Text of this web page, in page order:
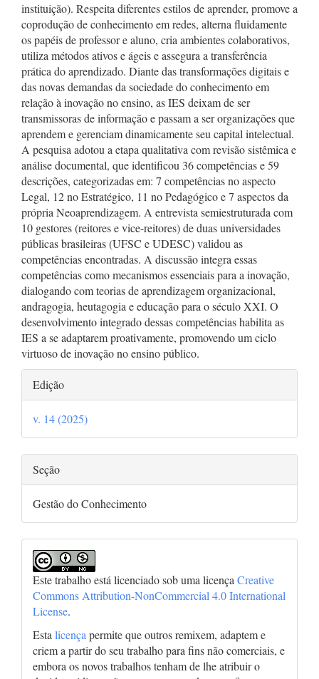
instituição). Respeita diferentes estilos de aprender, promove a
coprodução de conhecimento em redes, alterna fluidamente
os papéis de professor e aluno, cria ambientes colaborativos,
utiliza métodos ativos e ágeis e assegura a transferência
prática do aprendizado. Diante das transformações digitais e
das novas demandas da sociedade do conhecimento em
relação à inovação no ensino, as IES deixam de ser
transmissoras de informação e passam a ser organizações que
aprendem e gerenciam dinamicamente seu capital intelectual.
A pesquisa adotou a etapa qualitativa com revisão sistêmica e
análise documental, que identificou 36 competências e 59
descrições, categorizadas em: 7 competências no aspecto
Legal, 12 no Estratégico, 11 no Pedagógico e 7 aspectos da
própria Neoaprendizagem. A entrevista semiestruturada com
10 gestores (reitores e vice-reitores) de duas universidades
públicas brasileiras (UFSC e UDESC) validou as
competências encontradas. A discussão integra essas
competências como mecanismos essenciais para a inovação,
dialogando com teorias de aprendizagem organizacional,
andragogia, heutagogia e educação para o século XXI. O
desenvolvimento integrado dessas competências habilita as
IES a se adaptarem proativamente, promovendo um ciclo
virtuoso de inovação no ensino público.
Detalhes
do
artigo
Edição
v. 14 (2025)
Seção
Gestão do Conhecimento
Este trabalho está licenciado sob uma licença Creative
Commons Attribution-NonCommercial 4.0 International
License.
Esta licença permite que outros remixem, adaptem e
criem a partir do seu trabalho para fins não comerciais, e
embora os novos trabalhos tenham de lhe atribuir o